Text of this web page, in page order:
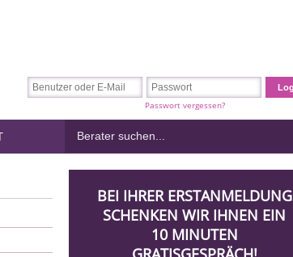
Passwort vergessen?
BEI IHRER ERSTANMELDUNG
SCHENKEN WIR IHNEN EIN
10 MINUTEN